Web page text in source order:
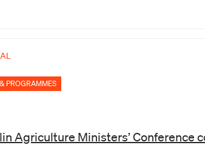
PROGRAMMES
Agriculture Ministers’ Conference